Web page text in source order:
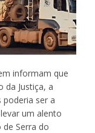
informam que
da Justiça, a
ser a
um alento
Serra do